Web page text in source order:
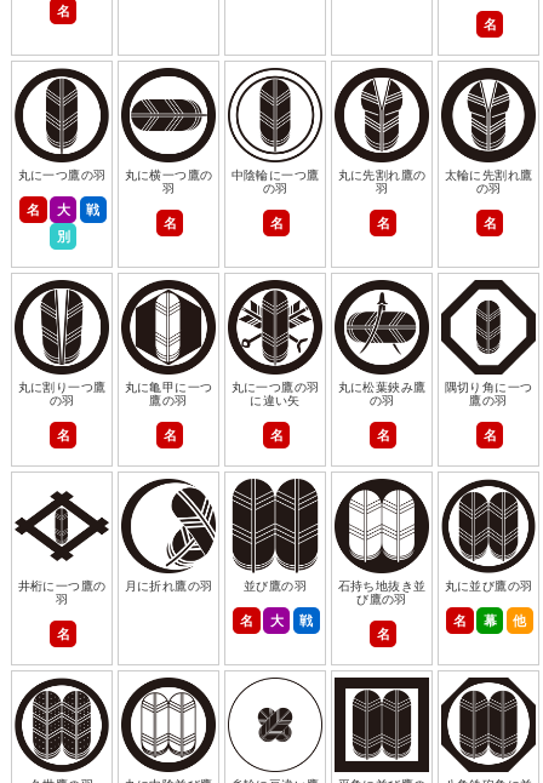
名
名
丸に一つ鷹の羽
名 大
戦
別
丸に横一つ鷹の
羽
名
中陰輪に一つ鷹
の羽
名
丸に先割れ鷹の
羽
名
太輪に先割れ鷹
の羽
名
丸に割り一つ鷹
の羽
名
丸に亀甲に一つ
鷹の羽
名
丸に一つ鷹の羽
に違い矢
名
丸に松葉鋏み鷹
の羽
名
隅切り角に一つ
鷹の羽
名
井桁に一つ鷹の
羽
名
月に折れ鷹の羽 並び鷹の羽
名 大 戦
石持ち地抜き並
び鷹の羽
名
丸に並び鷹の羽
名 幕 他